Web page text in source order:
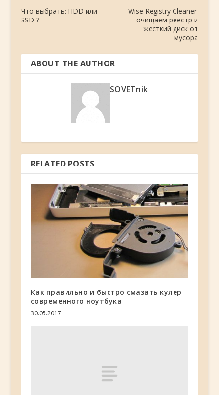
Что выбрать: HDD или
SSD ?
Wise Registry Cleaner:
очищаем реестр и
жесткий диск от
мусора
ABOUT THE AUTHOR
SOVETnik
RELATED POSTS
Как правильно и быстро смазать кулер
современного ноутбука
30.05.2017